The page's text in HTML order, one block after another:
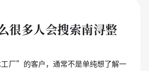
很多人会搜索南浔整
厂”的客户，通常不是单纯想了解一